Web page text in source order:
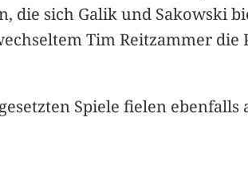
die sich Galik und Sakowski
Tim Reitzammer die
Spiele fielen ebenfalls